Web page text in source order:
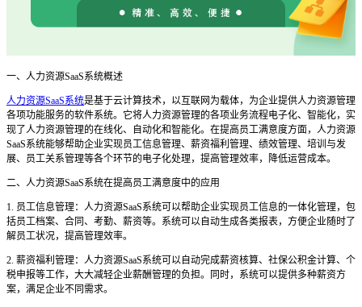
一、人力资源SaaS系统概述
人力资源SaaS系统是基于云计算技术，以互联网为载体，为企业提供人力资源管理
各项功能服务的软件系统。它将人力资源管理的各项业务流程电子化、智能化，实
现了人力资源管理的在线化、自动化和智能化。在提高员工满意度方面，人力资源
SaaS系统能够帮助企业实现员工信息管理、薪资福利管理、绩效管理、培训与发
展、员工关系管理等各个环节的电子化处理，提高管理效率，降低运营成本。
二、人力资源SaaS系统在提高员工满意度中的应用
1. 员工信息管理：人力资源SaaS系统可以帮助企业实现员工信息的一体化管理，包
括员工档案、合同、考勤、薪资等。系统可以自动生成各类报表，方便企业随时了
解员工状况，提高管理效率。
2. 薪资福利管理：人力资源SaaS系统可以自动完成薪资核算、社保公积金计算、个
税申报等工作，大大减轻企业薪酬管理的负担。同时，系统可以提供多种薪资方
案，满足企业不同需求。